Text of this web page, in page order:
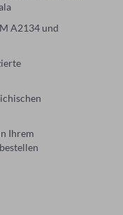
A2134 und
Ihrem